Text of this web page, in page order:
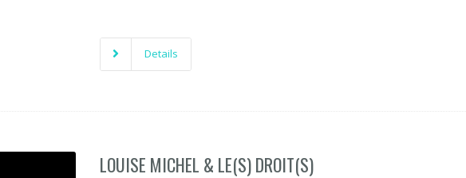
Details
LOUISE MICHEL & LE(S) DROIT(S)